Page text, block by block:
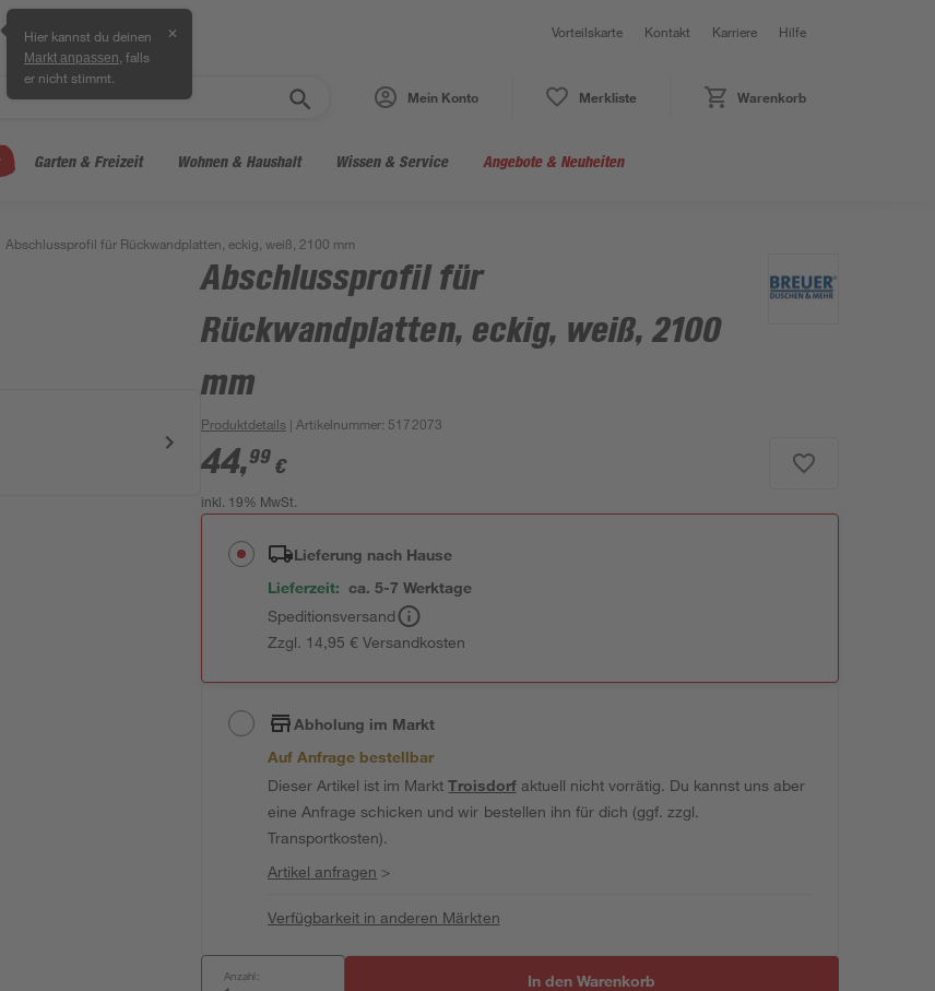
Hier kannst du deinen
Markt anpassen , falls
er nicht stimmt.
✕ Vorteilskarte Kontakt Karriere Hilfe
Mein Konto Merkliste Warenkorb
Garten & Freizeit Wohnen & Haushalt Wissen & Service Angebote & Neuheiten
Abschlussprofil für Rückwandplatten, eckig, weiß, 2100 mm
Abschlussprofil für
Rückwandplatten, eckig, weiß, 2100
mm
Produktdetails | Artikelnummer: 5172073
44,99 €
inkl. 19% MwSt.
Lieferung nach Hause
Lieferzeit: ca. 5-7 Werktage
Speditionsversand
Zzgl. 14,95 € Versandkosten
Abholung im Markt
Auf Anfrage bestellbar
Dieser Artikel ist im MarktTroisdorfaktuell nicht vorrätig. Du kannst uns aber
eine Anfrage schicken und wir bestellen ihn für dich (ggf. zzgl.
Transportkosten).
Artikel anfragen >
Verfügbarkeit in anderen Märkten
Anzahl: In den Warenkorb